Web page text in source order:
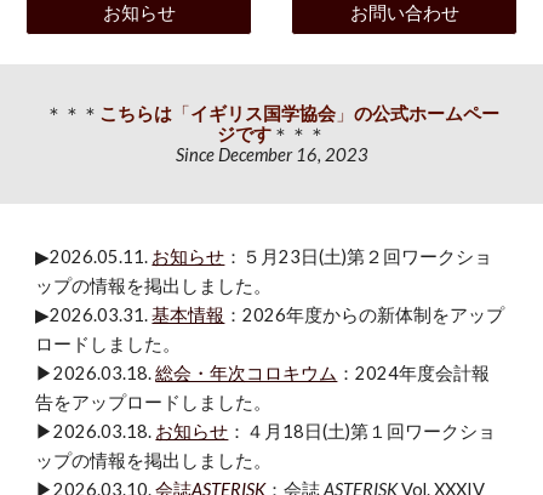
お知らせ お問い合わせ
＊＊ ＊ こちらは 「イギリス国学協会」 の公式ホームペー
ジです ＊ ＊＊
Since December 16, 2023
▶2026.05.11. お知らせ ：５月23日(土)第２回ワークショ
ップの情報を掲出しました 。
▶2026.03.31.基本情報 ：2026年度からの新体制をアップ
ロードしました。
▶2026.03.18.総会・年次コロキウム ：2024年度会計報
告をアップロードしました。
▶2026.03.18. お知らせ ： ４ 月 18日(土)第 １ 回ワークショ
ップの情報を掲出しました。
▶2026.03.10.会誌ASTERISK：会誌ASTERISKVol. XXXIV